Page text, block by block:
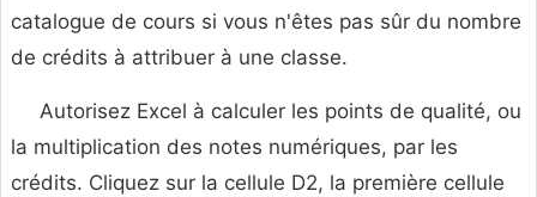
catalogue de cours si vous n'êtes pas sûr du nombre
de crédits à attribuer à une classe.
Autorisez Excel à calculer les points de qualité, ou
la multiplication des notes numériques, par les
crédits. Cliquez sur la cellule D2, la première cellule